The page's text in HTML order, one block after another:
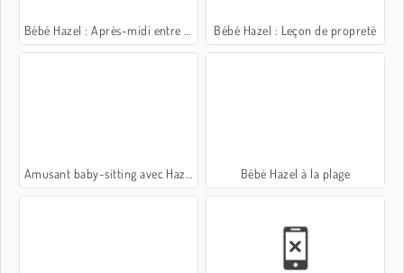
Bébé Hazel : Après-midi entre amis Bébé Hazel : Leçon de propreté
Amusant baby-sitting avec Hazel Bébé Hazel à la plage